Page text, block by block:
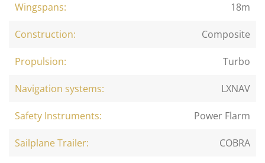
Wingspans: 18m
Construction: Composite
Propulsion: Turbo
Navigation systems: LXNAV
Safety Instruments: Power Flarm
Sailplane Trailer: COBRA